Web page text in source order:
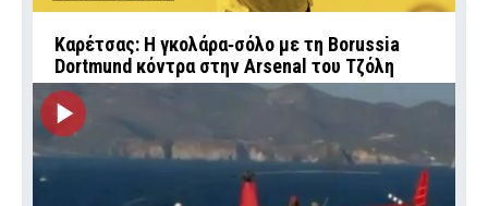
Καρέτσας: Η γκολάρα‑σόλο με τη Borussia
Dortmund κόντρα στην Arsenal του Τζόλη